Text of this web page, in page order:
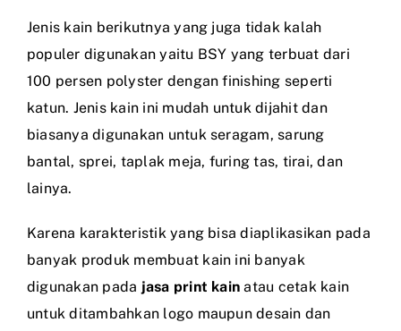
Jenis kain berikutnya yang juga tidak kalah
populer digunakan yaitu BSY yang terbuat dari
100 persen polyster dengan finishing seperti
katun. Jenis kain ini mudah untuk dijahit dan
biasanya digunakan untuk seragam, sarung
bantal, sprei, taplak meja, furing tas, tirai, dan
lainya.
Karena karakteristik yang bisa diaplikasikan pada
banyak produk membuat kain ini banyak
digunakan pada jasa print kain atau cetak kain
untuk ditambahkan logo maupun desain dan